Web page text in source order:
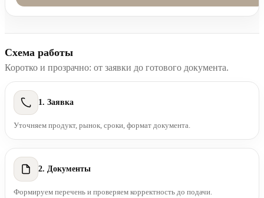
Схема работы
Коротко и прозрачно: от заявки до готового документа.
1. Заявка
Уточняем продукт, рынок, сроки, формат документа.
2. Документы
Формируем перечень и проверяем корректность до подачи.